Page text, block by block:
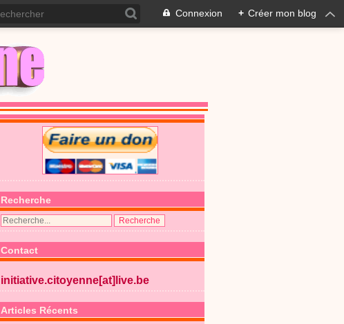
Connexion + Créer mon blog
Recherche
Contact
initiative.citoyenne[at]live.be
Articles Récents